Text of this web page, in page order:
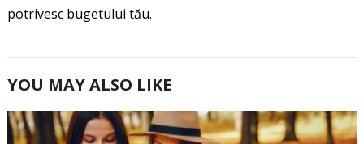
potrivesc bugetului tău.
YOU MAY ALSO LIKE